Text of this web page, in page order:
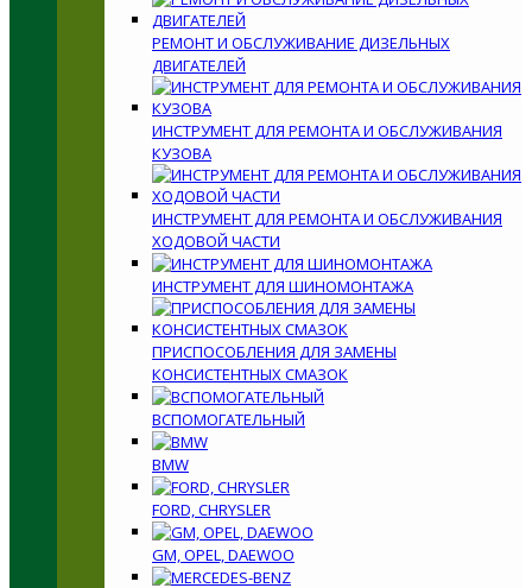
РЕМОНТ И ОБСЛУЖИВАНИЕ ДИЗЕЛЬНЫХ
ДВИГАТЕЛЕЙ
ИНСТРУМЕНТ ДЛЯ РЕМОНТА И ОБСЛУЖИВАНИЯ
КУЗОВА
ИНСТРУМЕНТ ДЛЯ РЕМОНТА И ОБСЛУЖИВАНИЯ
ХОДОВОЙ ЧАСТИ
ИНСТРУМЕНТ ДЛЯ ШИНОМОНТАЖА
ПРИСПОСОБЛЕНИЯ ДЛЯ ЗАМЕНЫ
КОНСИСТЕНТНЫХ СМАЗОК
ВСПОМОГАТЕЛЬНЫЙ
BMW
FORD, CHRYSLER
GM, OPEL, DAEWOO